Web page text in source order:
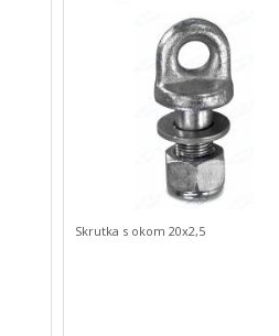
Skrutka s okom 20x2,5